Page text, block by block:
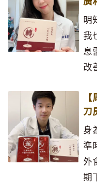
明
我
息
改
刀
身
準
外
期